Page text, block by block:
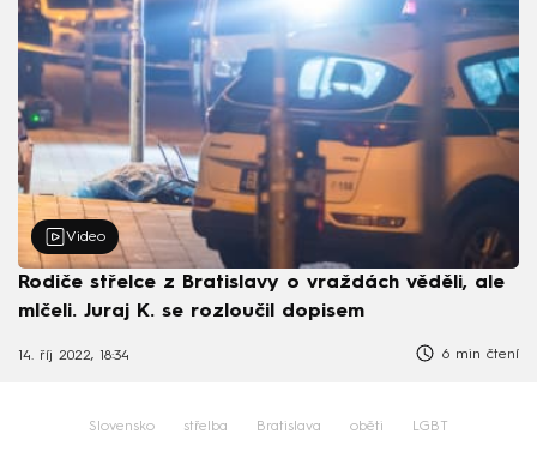
Video
Rodiče střelce z Bratislavy o vraždách věděli, ale
mlčeli. Juraj K. se rozloučil dopisem
14. říj 2022, 18:34 6 min čtení
Slovensko střelba Bratislava oběti LGBT